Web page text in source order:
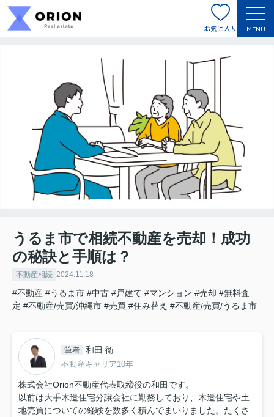
お気に入り MENU
うるま市で相続不動産を売却！成功
の秘訣と手順は？
不動産相続 2024.11.18
#不動産 #うるま市 #中古 #戸建て #マンション #売却 #無料査
定 #不動産/売買/沖縄市 #売買 #住み替え #不動産/売買/うるま市
筆者 和田 衛
不動産キャリア10年
株式会社Orion不動産代表取締役の和田です。
以前は大手木造住宅分譲会社に勤務しており、木造住宅や土
地売買についての経験を数多く積んでまいりました。たくさ